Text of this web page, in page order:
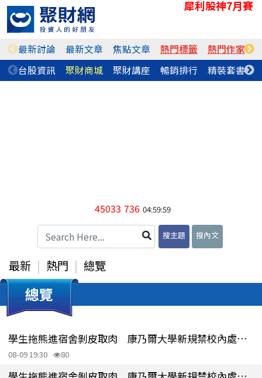
犀利股神7月賽
最新討論 最新文章 焦點文章 熱門標籤 熱門作家
台股資訊
聚財商城 聚財講座 暢銷排行 精裝套書
45033 736 04:59:59
搜主題 搜內文
最新 熱門 總覽
總覽
學生拖熊進宿舍剝皮取肉 康乃爾大學新規禁校內處理野味
08-09 19:30 80